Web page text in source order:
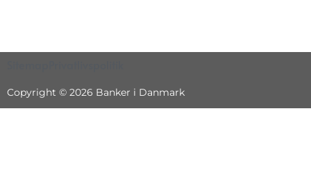
Copyright © 2026 Banker i Danmark